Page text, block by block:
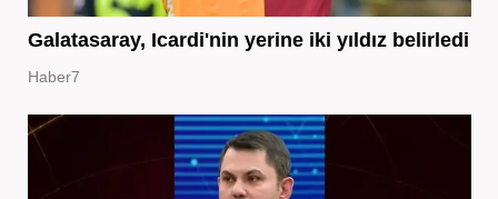
Galatasaray, Icardi'nin yerine iki yıldız belirledi
Haber7